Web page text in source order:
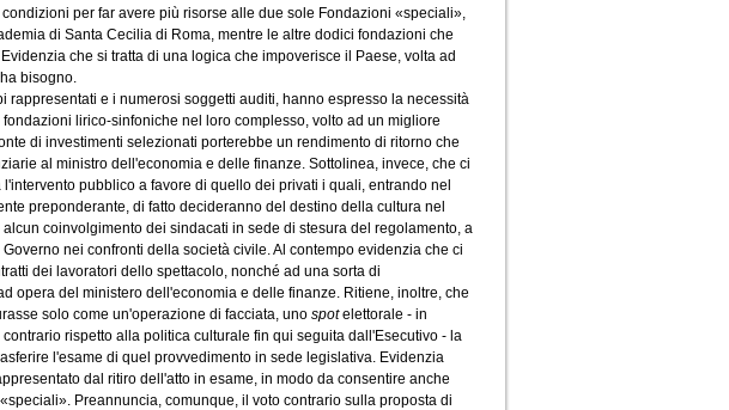
per far avere più risorse alle due sole Fondazioni «speciali»,
di Santa Cecilia di Roma, mentre le altre dodici fondazioni che
che si tratta di una logica che impoverisce il Paese, volta ad
bisogno.
rappresentati e i numerosi soggetti auditi, hanno espresso la necessità
lirico-sinfoniche nel loro complesso, volto ad un migliore
di investimenti selezionati porterebbe un rendimento di ritorno che
al ministro dell'economia e delle finanze. Sottolinea, invece, che ci
pubblico a favore di quello dei privati i quali, entrando nel
preponderante, di fatto decideranno del destino della cultura nel
coinvolgimento dei sindacati in sede di stesura del regolamento, a
nei confronti della società civile. Al contempo evidenzia che ci
dei lavoratori dello spettacolo, nonché ad una sorta di
opera del ministero dell'economia e delle finanze. Ritiene, inoltre, che
solo come un'operazione di facciata, uno spotelettorale - in
rispetto alla politica culturale fin qui seguita dall'Esecutivo - la
l'esame di quel provvedimento in sede legislativa. Evidenzia
dal ritiro dell'atto in esame, in modo da consentire anche
Preannuncia, comunque, il voto contrario sulla proposta di